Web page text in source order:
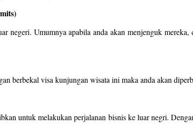
negeri. Umumnya apabila anda akan menjenguk
berbekal visa kunjungan wisata ini maka anda akan
untuk melakukan perjalanan bisnis ke luar negri.